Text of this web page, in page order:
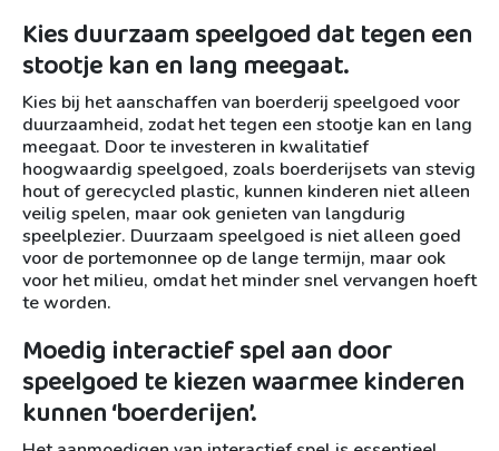
Kies duurzaam speelgoed dat tegen een
stootje kan en lang meegaat.
Kies bij het aanschaffen van boerderij speelgoed voor
duurzaamheid, zodat het tegen een stootje kan en lang
meegaat. Door te investeren in kwalitatief
hoogwaardig speelgoed, zoals boerderijsets van stevig
hout of gerecycled plastic, kunnen kinderen niet alleen
veilig spelen, maar ook genieten van langdurig
speelplezier. Duurzaam speelgoed is niet alleen goed
voor de portemonnee op de lange termijn, maar ook
voor het milieu, omdat het minder snel vervangen hoeft
te worden.
Moedig interactief spel aan door
speelgoed te kiezen waarmee kinderen
kunnen ‘boerderijen’.